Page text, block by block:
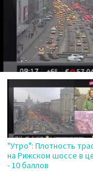
"Утро": Плотность
на Рижском шоссе в
- 10 баллов